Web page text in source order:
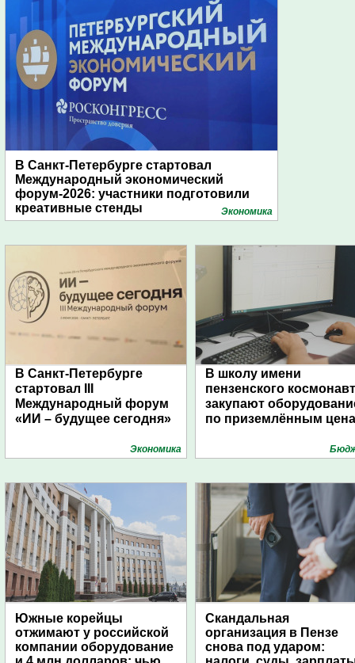
В Санкт-Петербурге стартовал
Международный экономический
форум-2026: участники подготовили
креативные стенды
Экономика
В Санкт-Петербурге
стартовал III
Международный форум
«ИИ – будущее сегодня»
Экономика
В школу имени
пензенского
закупают
по приземлённым
Южные корейцы
отжимают у российской
компании оборудование
Скандальная
организация в Пензе
снова под ударом: